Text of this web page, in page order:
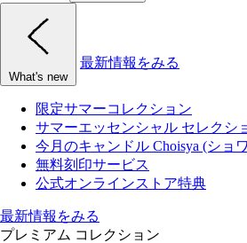
What's new
最新情報をみる
限定サマーコレクション
サマーエッセンシャル セレクシ
今月のキャンドル Choisya (ショ
無料刻印サービス
公式オンラインストア特典
最新情報をみる
プレミアム コレクション